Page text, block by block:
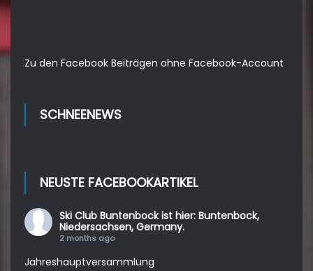
Zu den Facebook Beiträgen ohne Facebook-Account
SCHNEENEWS
NEUSTE FACEBOOKARTIKEL
Ski Club Buntenbock ist hier: Buntenbock,
Niedersachsen, Germany.
2 months ago
Jahreshauptversammlung